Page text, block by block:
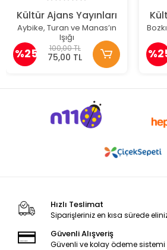
Kültür Ajans Yayınları
Aybike, Turan ve Manas’ın
Işığı
%25 100,00 TL
75,00 TL
Hızlı Teslimat
Siparişleriniz en kısa sürede
Güvenli Alışveriş
Güvenli ve kolay ödeme sistemi